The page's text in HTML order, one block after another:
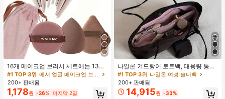
16개 메이크업 브러시 세트에는 13개
메이크업 브러시, 1개 눈물 모양 메이
크업 스펀지, 1개 둥근 쿠션 파우더 브
러시, 1개 삼각형 메이크업 스펀지가
포함되어 있습니다 - 클래식 세트. 부
#1 TOP 3위
에서 얼굴 메이크업 브러시 세트
200+ 판매됨
1,178원 -26% 마지막 2일
나일론 겨드랑이 토트백, 대용량 통근
숄더백, 작은 메이크업 백 포함, 펜던
트 미포함, 가벼운 일상 핸드백 (펜던
트 미포함)
#1 TOP 3위 나일론 여성 숄더백
200+ 판매됨
14,915원 -33%